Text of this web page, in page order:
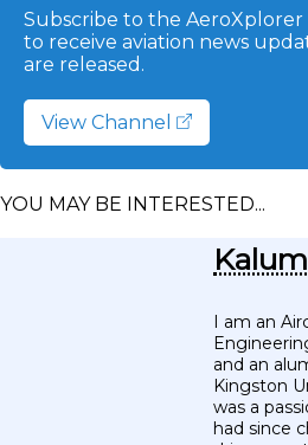
Subscribe to the AeroXplorer
to receive aviation news
are released.
View Channel
YOU MAY BE INTERESTED...
I am an
and an
Kingston
was a
had since